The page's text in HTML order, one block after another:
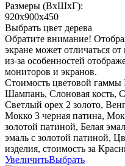
Размеры (ВхШхГ):
920х900х450
Выбрать цвет дерева
Обратите внимание!
экране может отличаться
из-за особенностей
мониторов и экранов.
Стоимость цветовой
Шампань, Слоновая кость,
Светлый орех 2 золото,
Мокко 3 черная патина,
золотой патиной, Белая
эмаль с золотой патиной,
изделия, стоимость за
УвеличитьВыбрать